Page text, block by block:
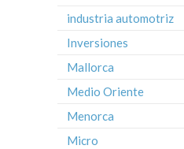
industria automotriz
Inversiones
Mallorca
Medio Oriente
Menorca
Micro